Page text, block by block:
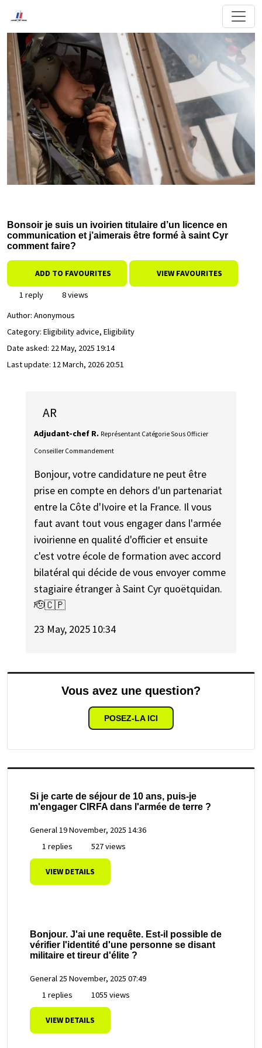
Bonsoir je suis un ivoirien titulaire d’un licence en
communication et j’aimerais être formé à saint Cyr
comment faire?
ADD TO FAVOURITES VIEW FAVOURITES
1 reply
8 views
Author: Anonymous
Category: Eligibility advice, Eligibility
Date asked: 22 May, 2025 19:14
Last update: 12 March, 2026 20:51
AR
Adjudant-chef R. Représentant Catégorie Sous Officier
Conseiller Commandement
Bonjour, votre candidature ne peut être
prise en compte en dehors d'un partenariat
entre la Côte d'Ivoire et la France. Il vous
faut avant tout vous engager dans l'armée
ivoirienne en qualité d'officier et ensuite
c'est votre école de formation avec accord
bilatéral qui décide de vous envoyer comme
stagiaire étranger à Saint Cyr quoëtquidan.
🫡🇨🇵
23 May, 2025 10:34
Vous avez une question?
POSEZ-LA ICI
Si je carte de séjour de 10 ans, puis-je
m'engager CIRFA dans l'armée de terre ?
General19 November, 2025 14:36
1 replies
527 views
VIEW DETAILS
Bonjour. J'ai une requête. Est-il possible de
vérifier l'identité d'une personne se disant
militaire et tireur d'élite ?
General 25 November, 2025 07:49
1 replies
1055 views
VIEW DETAILS